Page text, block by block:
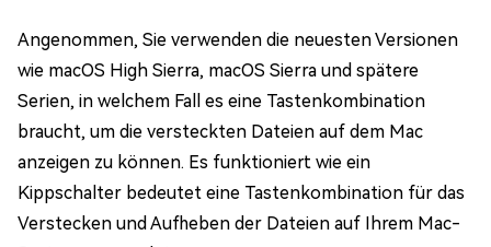
Angenommen, Sie verwenden die neuesten Versionen
wie macOS High Sierra, macOS Sierra und spätere
Serien, in welchem Fall es eine Tastenkombination
braucht, um die versteckten Dateien auf dem Mac
anzeigen zu können. Es funktioniert wie ein
Kippschalter bedeutet eine Tastenkombination für das
Verstecken und Aufheben der Dateien auf Ihrem Mac-